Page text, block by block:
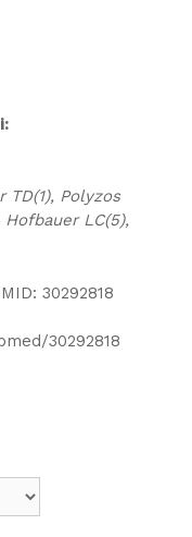
TD(1), Polyzos
Hofbauer LC(5),
30292818
30292818